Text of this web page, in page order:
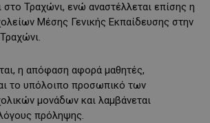
στο Τραχώνι, ενώ αναστέλλεται επίσης η
Μέσης Γενικής Εκπαίδευσης στην
η απόφαση αφορά μαθητές,
το υπόλοιπο προσωπικό των
μονάδων και λαμβάνεται
πρόληψης.